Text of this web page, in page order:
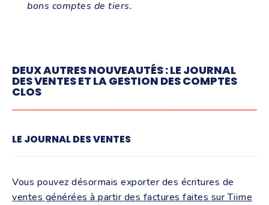
bons comptes de tiers.
DEUX AUTRES NOUVEAUTÉS : LE JOURNAL
DES VENTES ET LA GESTION DES COMPTES
CLOS
LE JOURNAL DES VENTES
Vous pouvez désormais exporter des écritures de
ventes générées à partir des factures faites sur Tiime